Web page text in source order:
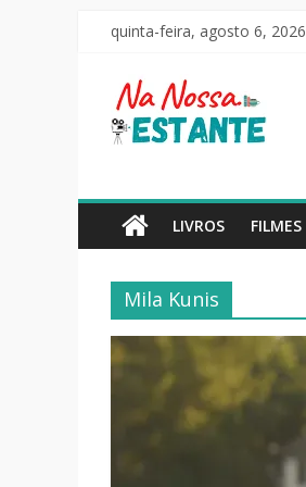
Pular
conteúdo
quinta-feira, agosto 6, 2026
Na
Nossa
Estante
de
livros,
filmes,
séries
notícias
LIVROS FILMES
Mila Kunis